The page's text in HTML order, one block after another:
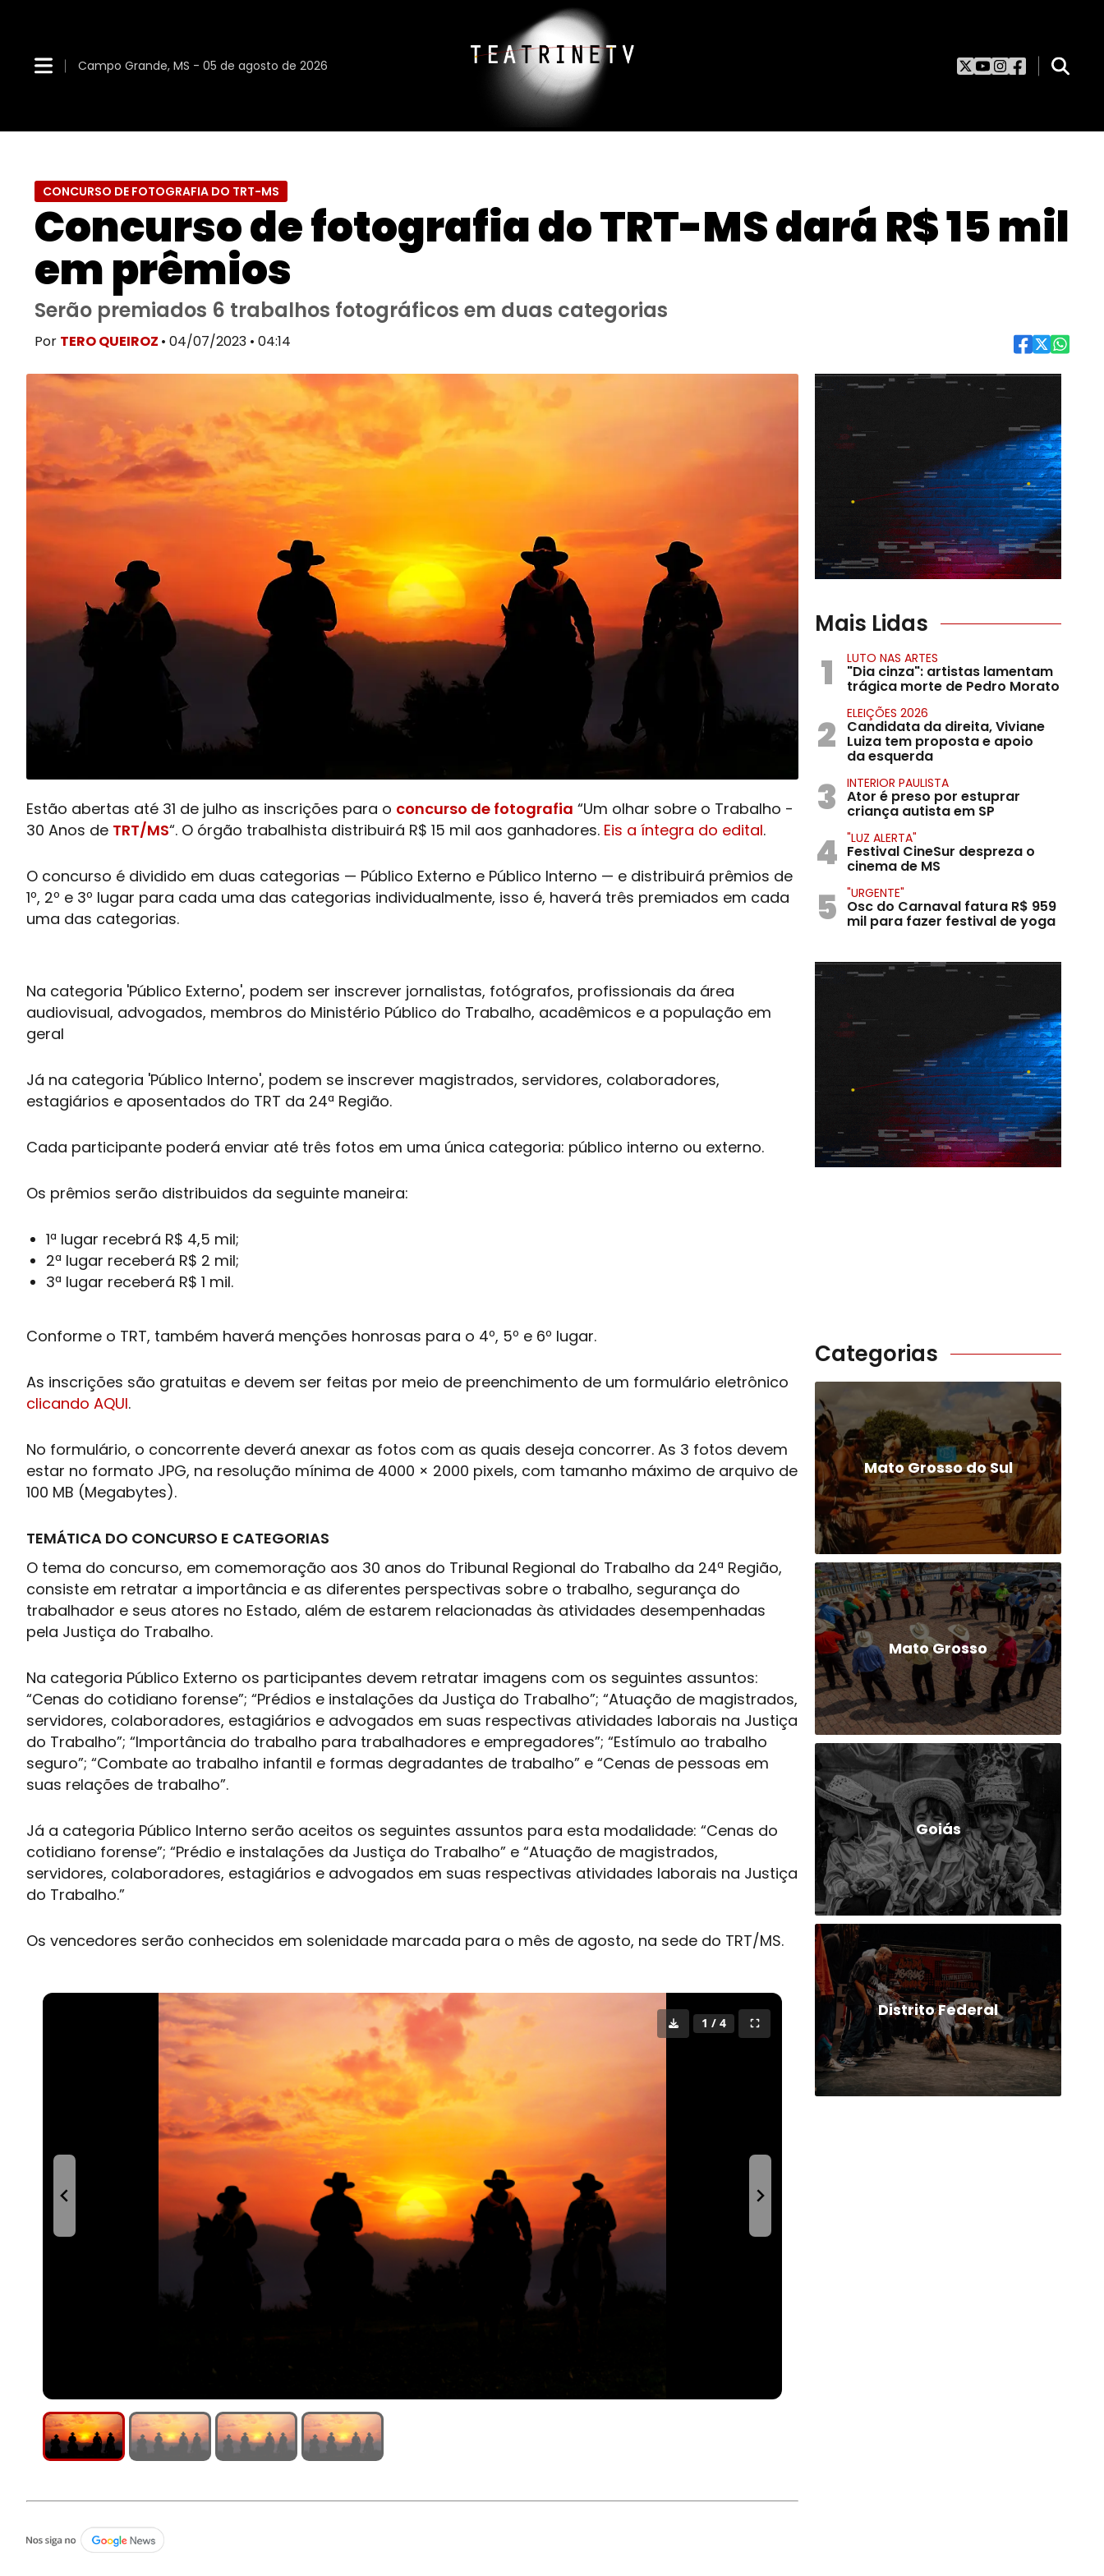
Campo Grande, MS - 05 de agosto de 2026
CONCURSO DE FOTOGRAFIA DO TRT-MS
Concurso de fotografia do TRT-MS dará R$ 15 mil
em prêmios
Serão premiados 6 trabalhos fotográficos em duas categorias
Por TERO QUEIROZ • 04/07/2023 • 04:14
Estão abertas até 31 de julho as inscrições para o concurso de fotografia “Um olhar sobre o Trabalho -
30 Anos de TRT/MS“. O órgão trabalhista distribuirá R$ 15 mil aos ganhadores. Eis a íntegra do edital.
O concurso é dividido em duas categorias — Público Externo e Público Interno — e distribuirá prêmios de
1º, 2º e 3º lugar para cada uma das categorias individualmente, isso é, haverá três premiados em cada
uma das categorias.
Na categoria 'Público Externo', podem ser inscrever jornalistas, fotógrafos, profissionais da área
audiovisual, advogados, membros do Ministério Público do Trabalho, acadêmicos e a população em
geral
Já na categoria 'Público Interno', podem se inscrever magistrados, servidores, colaboradores,
estagiários e aposentados do TRT da 24ª Região.
Cada participante poderá enviar até três fotos em uma única categoria: público interno ou externo.
Os prêmios serão distribuidos da seguinte maneira:
1ª lugar recebrá R$ 4,5 mil;
2ª lugar receberá R$ 2 mil;
3ª lugar receberá R$ 1 mil.
Conforme o TRT, também haverá menções honrosas para o 4º, 5º e 6º lugar.
As inscrições são gratuitas e devem ser feitas por meio de preenchimento de um formulário eletrônico
clicando AQUI.
No formulário, o concorrente deverá anexar as fotos com as quais deseja concorrer. As 3 fotos devem
estar no formato JPG, na resolução mínima de 4000 × 2000 pixels, com tamanho máximo de arquivo de
100 MB (Megabytes).
TEMÁTICA DO CONCURSO E CATEGORIAS
O tema do concurso, em comemoração aos 30 anos do Tribunal Regional do Trabalho da 24ª Região,
consiste em retratar a importância e as diferentes perspectivas sobre o trabalho, segurança do
trabalhador e seus atores no Estado, além de estarem relacionadas às atividades desempenhadas
pela Justiça do Trabalho.
Na categoria Público Externo os participantes devem retratar imagens com os seguintes assuntos:
“Cenas do cotidiano forense”; “Prédios e instalações da Justiça do Trabalho”; “Atuação de magistrados,
servidores, colaboradores, estagiários e advogados em suas respectivas atividades laborais na Justiça
do Trabalho”; “Importância do trabalho para trabalhadores e empregadores”; “Estímulo ao trabalho
seguro”; “Combate ao trabalho infantil e formas degradantes de trabalho” e “Cenas de pessoas em
suas relações de trabalho”.
Já a categoria Público Interno serão aceitos os seguintes assuntos para esta modalidade: “Cenas do
cotidiano forense”; “Prédio e instalações da Justiça do Trabalho” e “Atuação de magistrados,
servidores, colaboradores, estagiários e advogados em suas respectivas atividades laborais na Justiça
do Trabalho.”
Os vencedores serão conhecidos em solenidade marcada para o mês de agosto, na sede do TRT/MS.
1 / 4
Mais Lidas
1 LUTO NAS ARTES
"Dia cinza": artistas lamentam
trágica morte de Pedro Morato
2 ELEIÇÕES 2026
Candidata da direita, Viviane
Luiza tem proposta e apoio
da esquerda
3 INTERIOR PAULISTA
Ator é preso por estuprar
criança autista em SP
4 "LUZ ALERTA"
Festival CineSur despreza o
cinema de MS
5 "URGENTE"
Osc do Carnaval fatura R$ 959
mil para fazer festival de yoga
Categorias
Mato Grosso do Sul
Mato Grosso
Goiás
Distrito Federal